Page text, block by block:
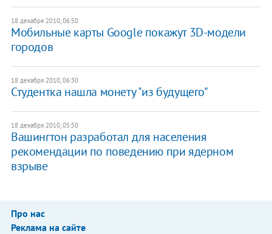
18 декабря 2010, 06:50
Мобильные карты Google покажут 3D-модели
городов
18 декабря 2010, 06:30
Студентка нашла монету "из будущего"
18 декабря 2010, 05:50
Вашингтон разработал для населения
рекомендации по поведению при ядерном
взрыве
Про нас
Реклама на сайте